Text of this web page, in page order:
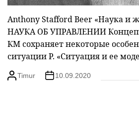
Anthony Stafford Beer «Наука и
НАУКА ОБ УПРАВЛЕНИИ
КМ сохраняет некоторые
ситуации Р. «Ситуация и ее
Timur 10.09.2020